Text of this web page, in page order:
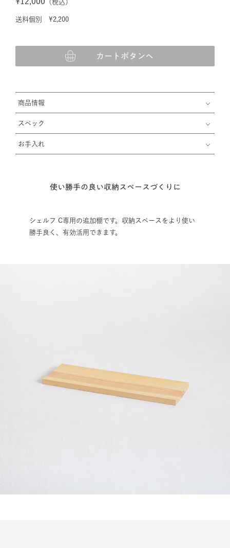
（税込）
送料個別 ¥2,200
カートボタンへ
商品情報
スペック
お手入れ
使い勝手の良い収納スペースづくりに
シェルフ C専用の追加棚です。収納スペースをより使い
勝手良く、有効活用できます。